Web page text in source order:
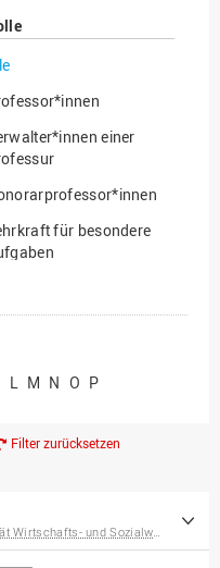
einer
für besondere
im
L M N O P
Filter zurücksetzen